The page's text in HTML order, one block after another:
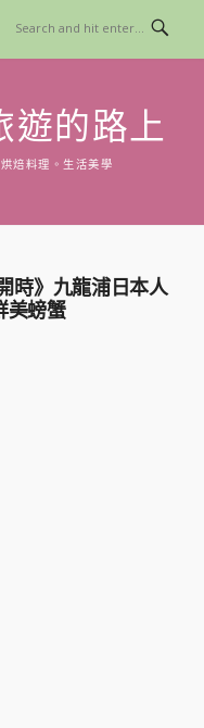
遊的路上
焙料理。生活美學
時》九龍浦日本人
美螃蟹